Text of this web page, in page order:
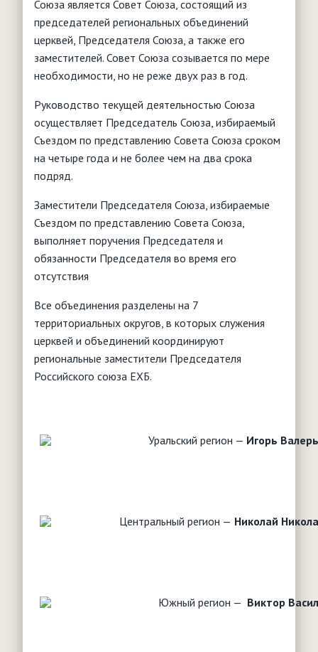
Союза является Совет Союза, состоящий из
председателей региональных объединений
церквей, Председателя Союза, а также его
заместителей. Совет Союза созывается по мере
необходимости, но не реже двух раз в год.
Руководство текущей деятельностью Союза
осуществляет Председатель Союза, избираемый
Съездом по представлению Совета Союза сроком
на четыре года и не более чем на два срока
подряд.
Заместители Председателя Союза, избираемые
Съездом по представлению Совета Союза,
выполняет поручения Председателя и
обязанности Председателя во время его
отсутствия
Все объединения разделены на 7
территориальных округов, в которых служения
церквей и объединений координируют
региональные заместители Председателя
Российского союза ЕХБ.
Уральский регион — Игорь
Центральный регион — Николай
Южный регион — Виктор